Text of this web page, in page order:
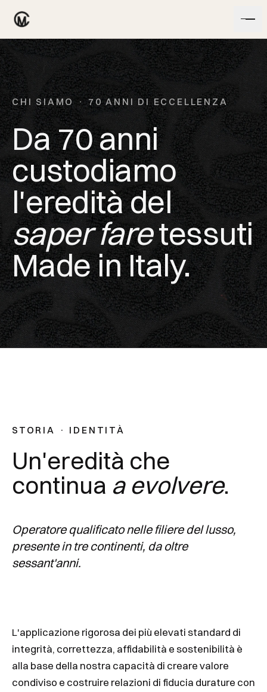
CHI SIAMO · 70 ANNI DI ECCELLENZA
Da 70 anni
custodiamo
l'eredità del
saper faretessuti
Made in Italy.
STORIA · IDENTITÀ
Un'eredità che
continua a evolvere.
Operatore qualificato nelle filiere del lusso,
presente in tre continenti, da oltre
sessant'anni.
L'applicazione rigorosa dei più elevati standard di
integrità, correttezza, affidabilità e sostenibilità è
alla base della nostra capacità di creare valore
condiviso e costruire relazioni di fiducia durature con